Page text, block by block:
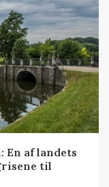
af landets
til